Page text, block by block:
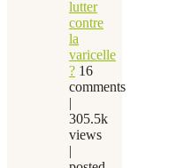
lutter
contre
la
varicelle
? 16
comments
|
305.5k
views
|